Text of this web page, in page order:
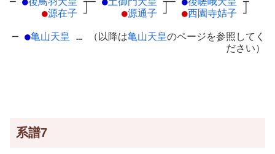
●源在子 ┘
●源通子 ┘
●西園寺姞子 ┘
─ ●亀山天皇 … （以降は亀山天皇のページを参照してく
ださい）
系譜7